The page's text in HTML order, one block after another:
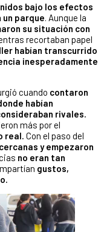
bajo los efectos
un parque. Aunque la
su situación con
recortaban papel
habían transcurrido
inesperadamente
cuando contaron
habían
rivales.
más por el
real. Con el paso del
y empezaron
no eran tan
gustos,